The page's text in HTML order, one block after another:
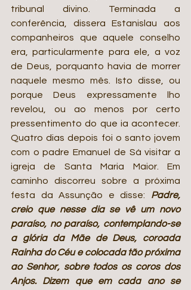
tribunal divino. Terminada a
conferência, dissera Estanislau aos
companheiros que aquele conselho
era, particularmente para ele, a voz
de Deus, porquanto havia de morrer
naquele mesmo mês. Isto disse, ou
porque Deus expressamente lho
revelou, ou ao menos por certo
pressentimento do que ia acontecer.
Quatro dias depois foi o santo jovem
com o padre Emanuel de Sá visitar a
igreja de Santa Maria Maior. Em
caminho discorreu sobre a próxima
festa da Assunção e disse: Padre,
creio que nesse dia se vê um novo
paraíso, no paraíso, contemplando-se
a glória da Mãe de Deus, coroada
Rainha do Céu e colocada tão próxima
ao Senhor, sobre todos os coros dos
Anjos. Dizem que em cada ano se